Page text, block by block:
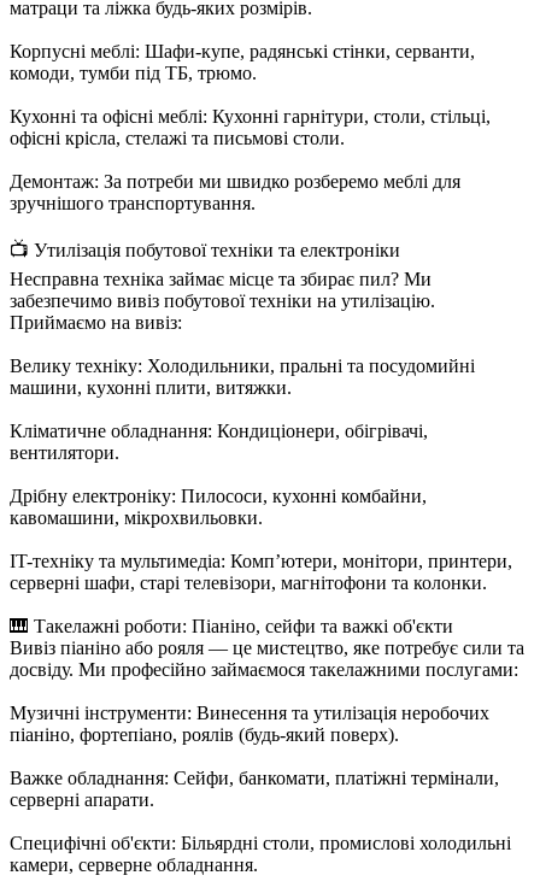
матраци та ліжка будь-яких розмірів.
Корпусні меблі: Шафи-купе, радянські стінки, серванти,
комоди, тумби під ТБ, трюмо.
Кухонні та офісні меблі: Кухонні гарнітури, столи, стільці,
офісні крісла, стелажі та письмові столи.
Демонтаж: За потреби ми швидко розберемо меблі для
зручнішого транспортування.
📺 Утилізація побутової техніки та електроніки
Несправна техніка займає місце та збирає пил? Ми
забезпечимо вивіз побутової техніки на утилізацію.
Приймаємо на вивіз:
Велику техніку: Холодильники, пральні та посудомийні
машини, кухонні плити, витяжки.
Кліматичне обладнання: Кондиціонери, обігрівачі,
вентилятори.
Дрібну електроніку: Пилососи, кухонні комбайни,
кавомашини, мікрохвильовки.
IT-техніку та мультимедіа: Комп’ютери, монітори, принтери,
серверні шафи, старі телевізори, магнітофони та колонки.
🎹 Такелажні роботи: Піаніно, сейфи та важкі об'єкти
Вивіз піаніно або рояля — це мистецтво, яке потребує сили та
досвіду. Ми професійно займаємося такелажними послугами:
Музичні інструменти: Винесення та утилізація неробочих
піаніно, фортепіано, роялів (будь-який поверх).
Важке обладнання: Сейфи, банкомати, платіжні термінали,
серверні апарати.
Специфічні об'єкти: Більярдні столи, промислові холодильні
камери, серверне обладнання.